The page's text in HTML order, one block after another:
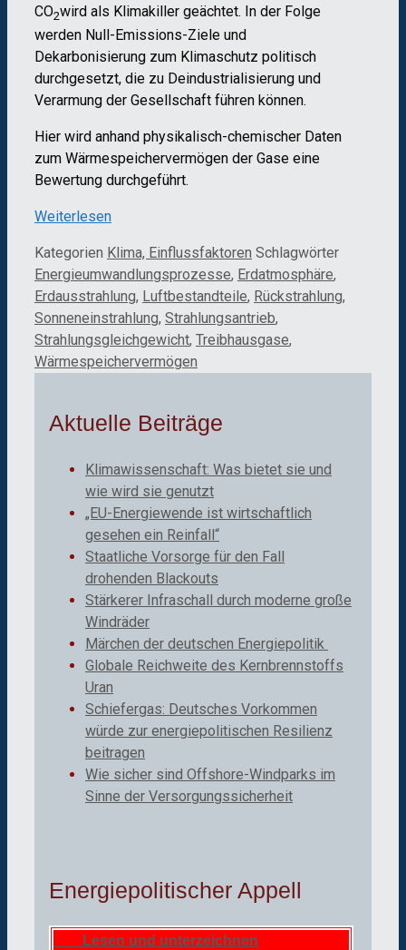
CO2wird als Klimakiller geächtet. In der Folge
werden Null-Emissions-Ziele und
Dekarbonisierung zum Klimaschutz politisch
durchgesetzt, die zu Deindustrialisierung und
Verarmung der Gesellschaft führen können.
Hier wird anhand physikalisch-chemischer Daten
zum Wärmespeichervermögen der Gase eine
Bewertung durchgeführt.
Weiterlesen
Kategorien Klima, Einflussfaktoren Schlagwörter
Energieumwandlungsprozesse, Erdatmosphäre,
Erdausstrahlung, Luftbestandteile, Rückstrahlung,
Sonneneinstrahlung, Strahlungsantrieb,
Strahlungsgleichgewicht, Treibhausgase,
Wärmespeichervermögen
Aktuelle Beiträge
Klimawissenschaft: Was bietet sie und
wie wird sie genutzt
„EU-Energiewende ist wirtschaftlich
gesehen ein Reinfall“
Staatliche Vorsorge für den Fall
drohenden Blackouts
Stärkerer Infraschall durch moderne große
Windräder
Märchen der deutschen Energiepolitik
Globale Reichweite des Kernbrennstoffs
Uran
Schiefergas: Deutsches Vorkommen
würde zur energiepolitischen Resilienz
beitragen
Wie sicher sind Offshore-Windparks im
Sinne der Versorgungssicherheit
Energiepolitischer Appell
Lesen und unterzeichnen